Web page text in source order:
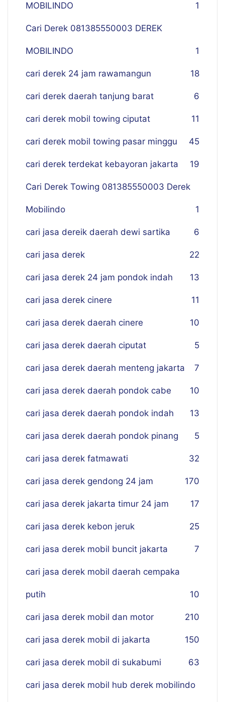
MOBILINDO 1
Cari Derek 081385550003 DEREK
MOBILINDO 1
cari derek 24 jam rawamangun 18
cari derek daerah tanjung barat 6
cari derek mobil towing ciputat 11
cari derek mobil towing pasar minggu 45
cari derek terdekat kebayoran jakarta 19
Cari Derek Towing 081385550003 Derek
Mobilindo 1
cari jasa dereik daerah dewi sartika 6
cari jasa derek 22
cari jasa derek 24 jam pondok indah 13
cari jasa derek cinere 11
cari jasa derek daerah cinere 10
cari jasa derek daerah ciputat 5
cari jasa derek daerah menteng jakarta 7
cari jasa derek daerah pondok cabe 10
cari jasa derek daerah pondok indah 13
cari jasa derek daerah pondok pinang 5
cari jasa derek fatmawati 32
cari jasa derek gendong 24 jam 170
cari jasa derek jakarta timur 24 jam 17
cari jasa derek kebon jeruk 25
cari jasa derek mobil buncit jakarta 7
cari jasa derek mobil daerah cempaka
putih 10
cari jasa derek mobil dan motor 210
cari jasa derek mobil di jakarta 150
cari jasa derek mobil di sukabumi 63
cari jasa derek mobil hub derek mobilindo